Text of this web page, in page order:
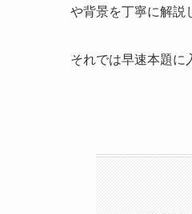
や背景を丁寧に解説
それでは早速本題に